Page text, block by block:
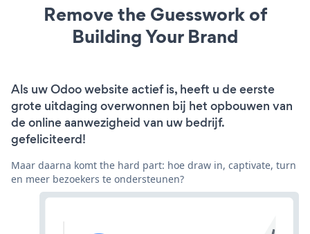
Remove the Guesswork of
Building Your Brand
Als uw Odoo website actief is, heeft u de eerste
grote uitdaging overwonnen bij het opbouwen van
de online aanwezigheid van uw bedrijf.
gefeliciteerd!
Maar daarna komt the hard part: hoe draw in, captivate, turn
en meer bezoekers te ondersteunen?